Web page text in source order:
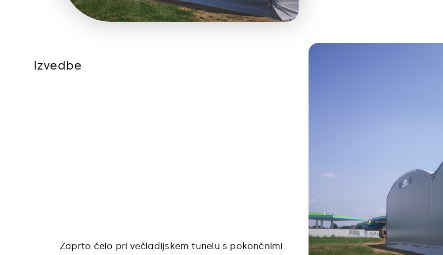
Izvedbe
Zaprto čelo pri večladijskem tunelu s pokončnimi